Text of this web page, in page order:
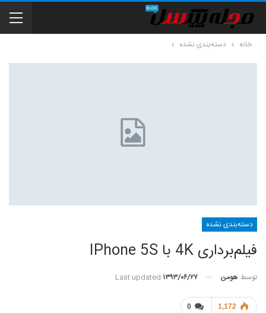
خانه دسته‌بندی نشده
دسته‌بندی نشده
فیلم‌برداری 4K با IPhone 5S
توسط هومن Last updated ۱۳۹۳/۰۶/۲۷
0 1,172